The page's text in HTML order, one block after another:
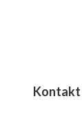
Kontakt